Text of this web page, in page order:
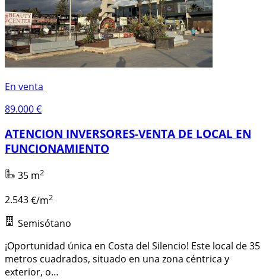
En venta
89.000 €
ATENCION INVERSORES-VENTA DE LOCAL EN
FUNCIONAMIENTO
35 m2
2.543€/m2
Semisótano
¡Oportunidad única en Costa del Silencio! Este local de 35
metros cuadrados, situado en una zona céntrica y
exterior, o…